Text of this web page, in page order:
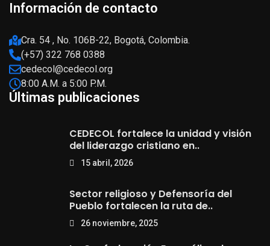
Información de contacto
Cra. 54 , No. 106B-22, Bogotá, Colombia.
(+57) 322 768 0388
cedecol@cedecol.org
8:00 A.M. a 5:00 P.M.
Últimas publicaciones
CEDECOL fortalece la unidad y visión
del liderazgo cristiano en..
15 abril, 2026
Sector religioso y Defensoría del
Pueblo fortalecen la ruta de..
26 noviembre, 2025